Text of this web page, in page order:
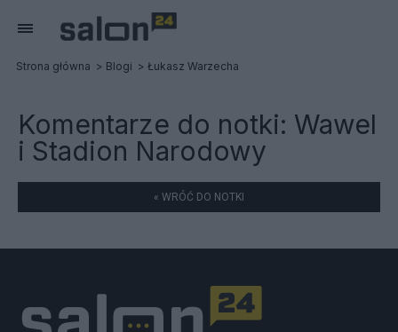
Strona główna Blogi Łukasz Warzecha
Komentarze do notki: Wawel
i Stadion Narodowy
« WRÓĆ DO NOTKI